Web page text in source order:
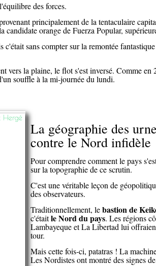
des forces.
principalement de la tentaculaire
orange de Fuerza Popular,
sans compter sur la remontée
vers la plaine, le flot s'est inversé. Comme
souffle à la mi-journée du lundi.
La géographie des
contre le Nord infidèle
Pour comprendre comment le pays
sur la topographie de ce scrutin.
C'est une véritable leçon de
des observateurs.
Traditionnellement, lebastion de
c'étaitle Nord du pays. Les régions
Lambayeque et La Libertad lui
tour.
Mais cette fois-ci, patatras ! La
Les Nordistes ont montré des signes